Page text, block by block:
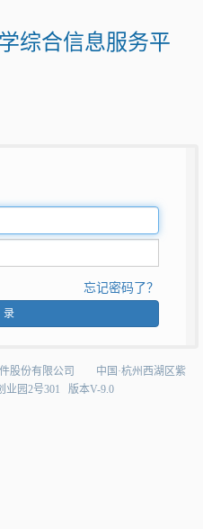
综合信息服务平
忘记密码了？
件股份有限公司中国·杭州西湖区紫
业园2号301版本V-9.0